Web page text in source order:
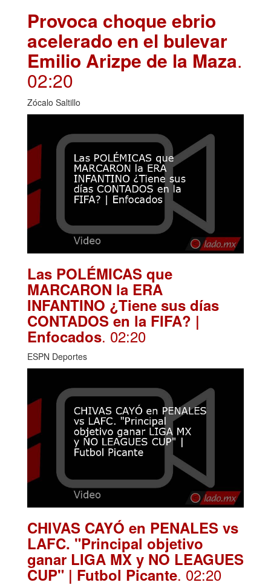
Provoca choque ebrio
acelerado en el bulevar
Emilio Arizpe de la Maza.
02:20
Zócalo Saltillo
Las POLÉMICAS que
MARCARON la ERA
INFANTINO ¿Tiene sus días
CONTADOS en la FIFA? |
Enfocados. 02:20
ESPN Deportes
CHIVAS CAYÓ en PENALES vs
LAFC. "Principal objetivo
ganar LIGA MX y NO LEAGUES
CUP" | Futbol Picante. 02:20